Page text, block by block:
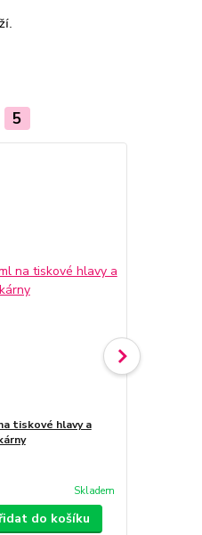
5
tiskové hlavy a
Skladem
do košíku